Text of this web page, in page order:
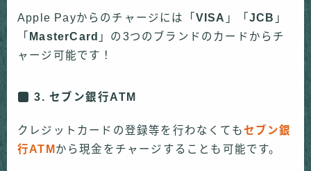
Apple Payからのチャージには「 VISA 」「JCB 」
「 MasterCard 」の3つのブランドのカードからチ
ャージ可能です！
3. セブン銀行ATM
クレジットカードの登録等を行わなくてもセブン銀
行ATM から現金をチャージすることも可能です。